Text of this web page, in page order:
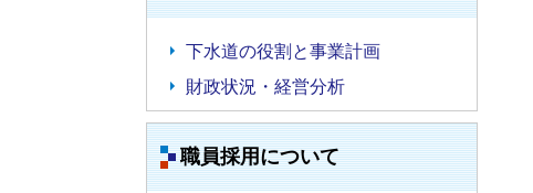
下水道の役割と事業計画
財政状況・経営分析
職員採用について